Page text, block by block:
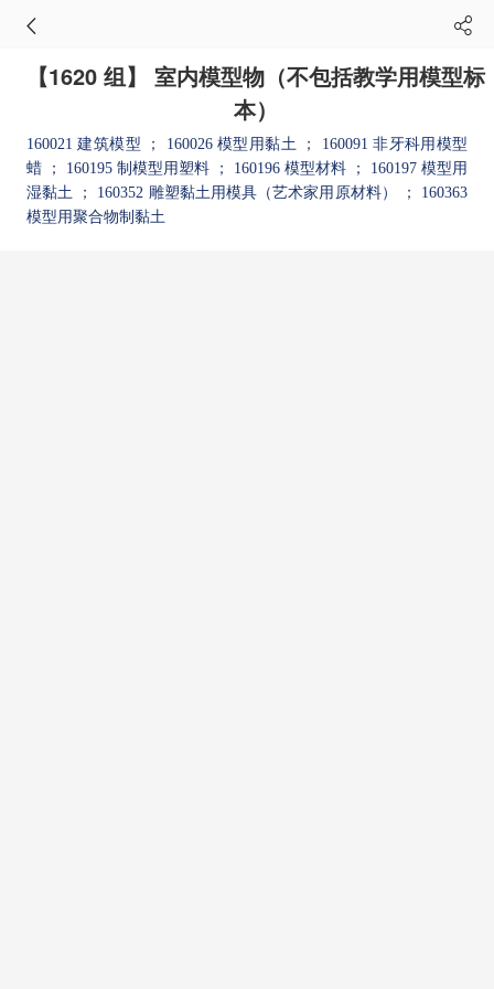
【1620 组】 室内模型物（不包括教学用模型标
本）
160021 建筑模型 ； 160026 模型用黏土
； 160091 非牙科用模型
蜡
； 160195 制模型用塑料 ； 160196 模型材料
； 160197 模型用
湿黏土
； 160352 雕塑黏土用模具（艺术家用原材料）
； 160363
模型用聚合物制黏土